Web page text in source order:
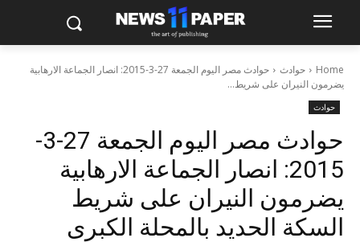
Home حوادث
حوادث مصر اليوم الجمعة 27-3-2015: انصار الجماعة الارهابية
يضرمون النيران على شريط...
حوادث
حوادث مصر اليوم الجمعة 27-3-
2015: انصار الجماعة الارهابية
يضرمون النيران على شريط
السكة الحديد بالمحلة الكبرى